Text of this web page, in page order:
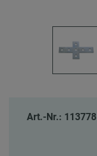
Art.-Nr.: 113778